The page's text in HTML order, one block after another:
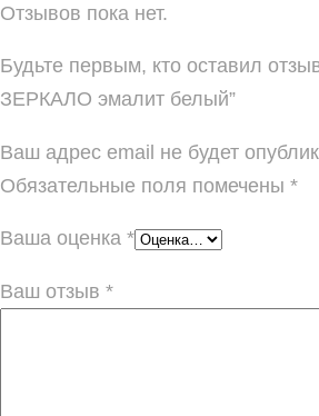
Отзывов пока нет.
Будьте первым, кто оставил
ЗЕРКАЛО эмалит белый”
Ваш адрес email не будет
Обязательные поля помечены *
Ваша оценка *
Ваш отзыв *